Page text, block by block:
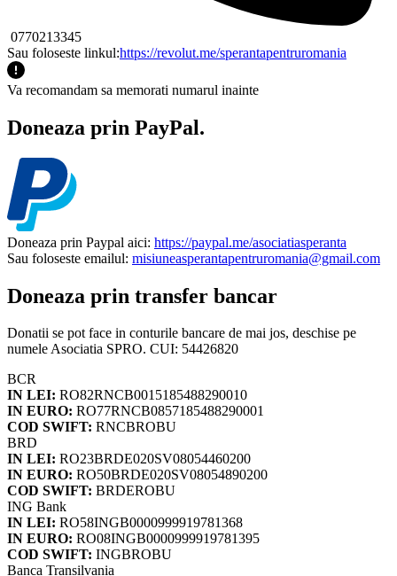
0770213345
Sau foloseste linkul:https://revolut.me/sperantapentruromania
Va recomandam sa memorati numarul inainte
Doneaza prin PayPal.
Doneaza prin Paypal aici: https://paypal.me/asociatiasperanta
Sau foloseste emailul: misiuneasperantapentruromania@gmail.com
Doneaza prin transfer bancar
Donatii se pot face in conturile bancare de mai jos, deschise pe
numele Asociatia SPRO. CUI: 54426820
BCR
IN LEI: RO82RNCB0015185488290010
IN EURO: RO77RNCB0857185488290001
COD SWIFT: RNCBROBU
BRD
IN LEI: RO23BRDE020SV08054460200
IN EURO: RO50BRDE020SV08054890200
COD SWIFT: BRDEROBU
ING Bank
IN LEI: RO58INGB0000999919781368
IN EURO: RO08INGB0000999919781395
COD SWIFT: INGBROBU
Banca Transilvania